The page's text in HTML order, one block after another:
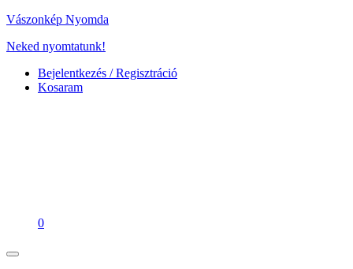
Vászonkép Nyomda
Neked nyomtatunk!
Bejelentkezés / Regisztráció
Kosaram
0